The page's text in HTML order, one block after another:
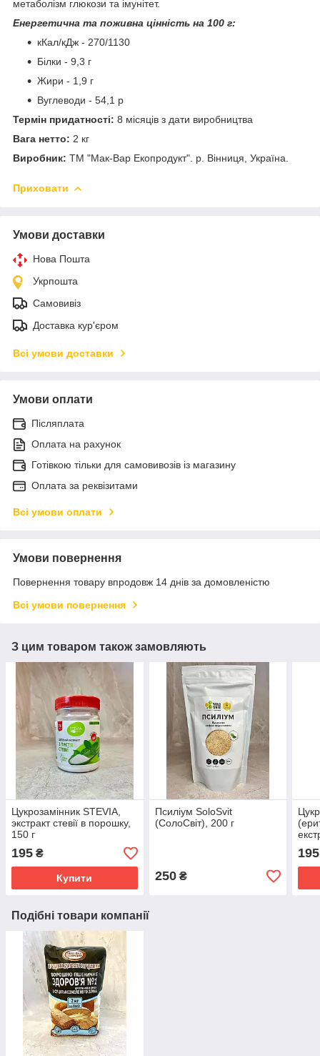
метаболізм глюкози та імунітет.
Енергетична та поживна цінність на 100 г:
кКал/кДж - 270/1130
Білки - 9,3 г
Жири - 1,9 г
Вуглеводи - 54,1 р
Термін придатності: 8 місяців з дати виробництва
Вага нетто: 2 кг
Виробник: ТМ "Мак-Вар Екопродукт". р. Вінниця, Україна.
Приховати
Умови доставки
Нова Пошта
Укрпошта
Самовивіз
Доставка кур'єром
Всі умови доставки
Умови оплати
Післяплата
Оплата на рахунок
Готівкою тільки для самовивозів із магазину
Оплата за реквізитами
Всі умови оплати
Умови повернення
Повернення товару впродовж 14 днів за домовленістю
Всі умови повернення
З цим товаром також замовляють
Цукрозамінник STEVIA,
экстракт стевії в порошку,
150 г
195 ₴
Купити
Псиліум SoloSvit
(СолоСвіт), 200 г
250₴
195
Подібні товари компанії